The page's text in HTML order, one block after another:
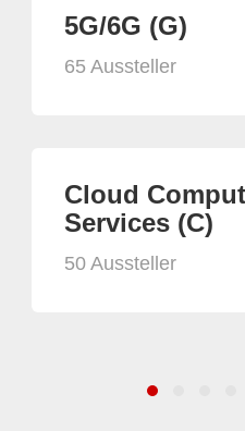
5G/6G (G)
65 Aussteller
Cloud
Services (C)
50 Aussteller